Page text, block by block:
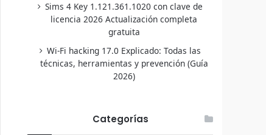
Sims 4 Key 1.121.361.1020 con clave de
licencia 2026 Actualización completa
gratuita
Wi-Fi hacking 17.0 Explicado: Todas las
técnicas, herramientas y prevención (Guía
2026)
Categorías